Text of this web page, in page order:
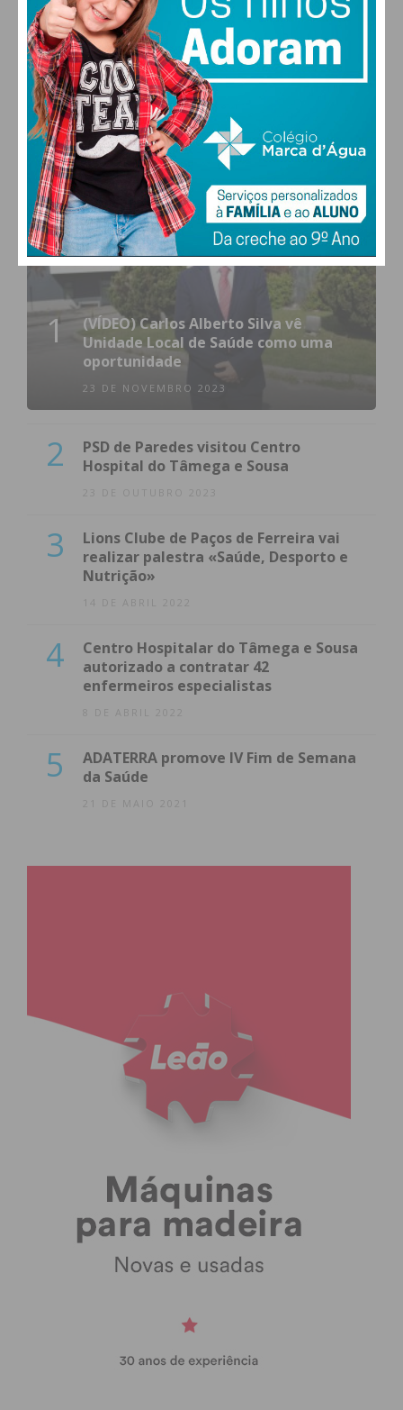
0
Followers
577
Readers
MAIS POPULARES
1
(VÍDEO) Carlos Alberto Silva vê
Unidade Local de Saúde como uma
oportunidade
23 DE NOVEMBRO 2023
2
PSD de Paredes visitou Centro
Hospital do Tâmega e Sousa
23 DE OUTUBRO 2023
3
Lions Clube de Paços de Ferreira vai
realizar palestra «Saúde, Desporto e
Nutrição»
14 DE ABRIL 2022
4
Centro Hospitalar do Tâmega e Sousa
autorizado a contratar 42
enfermeiros especialistas
8 DE ABRIL 2022
5
ADATERRA promove IV Fim de Semana
da Saúde
21 DE MAIO 2021